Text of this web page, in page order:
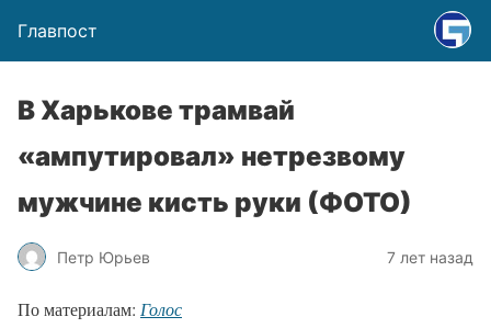
Главпост
В Харькове трамвай
«ампутировал» нетрезвому
мужчине кисть руки (ФОТО)
Петр Юрьев 7 лет назад
По материалам: Голос